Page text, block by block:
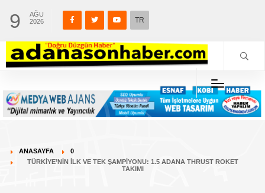
9
AĞU
2026
TR
ANASAYFA
0
TÜRKIYE’NIN İLK VE TEK ŞAMPIYONU: 1.5 ADANA THRUST ROKET
TAKIMI